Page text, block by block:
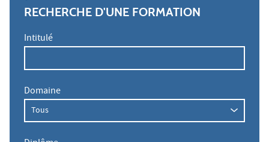
RECHERCHE D'UNE FORMATION
Intitulé
Domaine